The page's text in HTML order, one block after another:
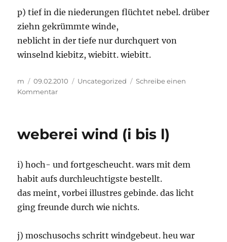
p) tief in die niederungen flüchtet nebel. drüber
ziehn gekrümmte winde,
neblicht in der tiefe nur durchquert von
winselnd kiebitz, wiebitt. wiebitt.
Autor
m
Veröffentlicht
am
09.02.2010 Kategorien
Uncategorized
Schreibe einen
Kommentarzu
bis
weberei wind (i bis l)
i) hoch- und fortgescheucht. wars mit dem
habit aufs durchleuchtigste bestellt.
das meint, vorbei illustres gebinde. das licht
ging freunde durch wie nichts.
j) moschusochs schritt windgebeut. heu war